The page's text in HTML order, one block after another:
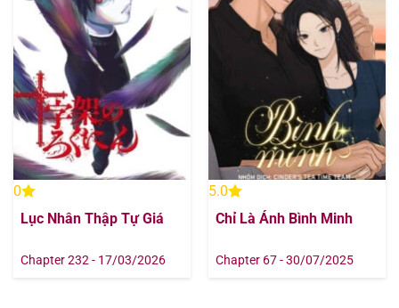
Chapter 180 12/08/2025
Chapter 179 12/08/2025
Chapter 178 12/08/2025
Chapter 177 12/08/2025
0
Lục Nhân Thập Tự Giá
Chapter 232 - 17/03/2026
5.0
Chỉ Là Ánh Bình Minh
Chapter 67 - 30/07/2025